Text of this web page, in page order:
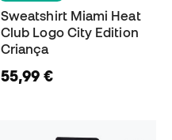
Sweatshirt Miami Heat
Club Logo City Edition
Criança
55,99 €